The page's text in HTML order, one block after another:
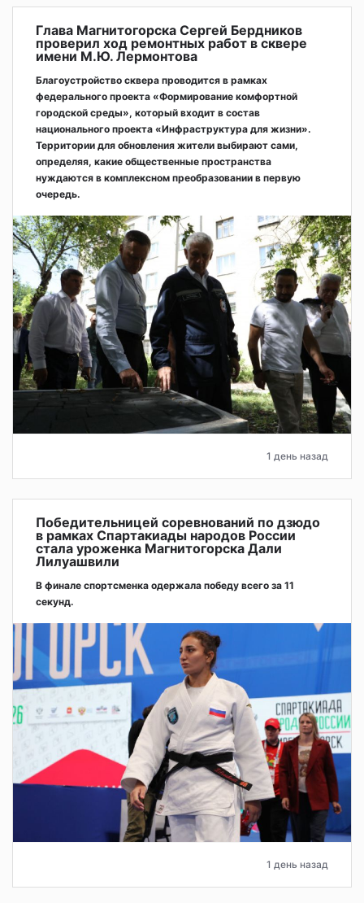
Глава Магнитогорска Сергей Бердников
проверил ход ремонтных работ в сквере
имени М.Ю. Лермонтова
Благоустройство сквера проводится в рамках
федерального проекта «Формирование комфортной
городской среды», который входит в состав
национального проекта «Инфраструктура для жизни».
Территории для обновления жители выбирают сами,
определяя, какие общественные пространства
нуждаются в комплексном преобразовании в первую
очередь.
1 день назад
Победительницей соревнований по дзюдо
в рамках Спартакиады народов России
стала уроженка Магнитогорска Дали
Лилуашвили
В финале спортсменка одержала победу всего за 11
секунд.
1 день назад